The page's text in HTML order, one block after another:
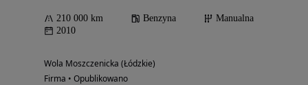
210 000 km Benzyna
Manualna
2010
Wola Moszczenicka (Łódzkie)
Firma • Opublikowano